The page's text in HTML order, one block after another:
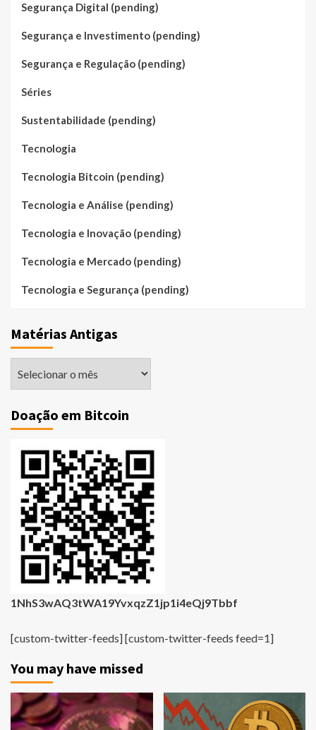
Segurança Digital (pending)
Segurança e Investimento (pending)
Segurança e Regulação (pending)
Séries
Sustentabilidade (pending)
Tecnologia
Tecnologia Bitcoin (pending)
Tecnologia e Análise (pending)
Tecnologia e Inovação (pending)
Tecnologia e Mercado (pending)
Tecnologia e Segurança (pending)
Matérias Antigas
Doação em Bitcoin
1NhS3wAQ3tWA19YvxqzZ1jp1i4eQj9Tbbf
[custom-twitter-feeds] [custom-twitter-feeds feed=1]
You may have missed